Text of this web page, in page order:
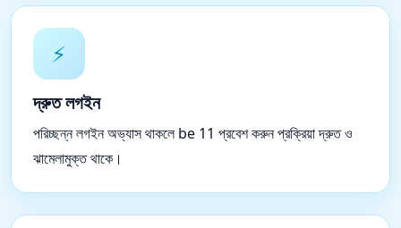
⚡
দ্রুত লগইন
পরিচ্ছন্ন লগইন অভ্যাস থাকলে be 11 প্রবেশ করুন প্রক্রিয়া দ্রুত ও
ঝামেলামুক্ত থাকে।